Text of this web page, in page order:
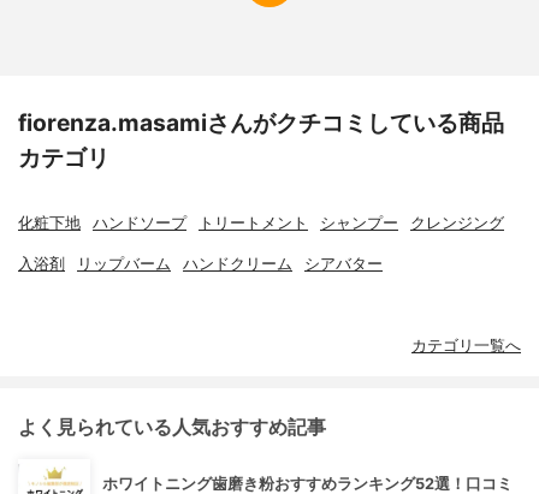
fiorenza.masamiさんがクチコミしている商品
カテゴリ
化粧下地 ハンドソープ トリートメント シャンプー クレンジング
入浴剤 リップバーム ハンドクリーム シアバター
カテゴリ一覧へ
よく見られている人気おすすめ記事
ホワイトニング歯磨き粉おすすめランキング52選！口コミ